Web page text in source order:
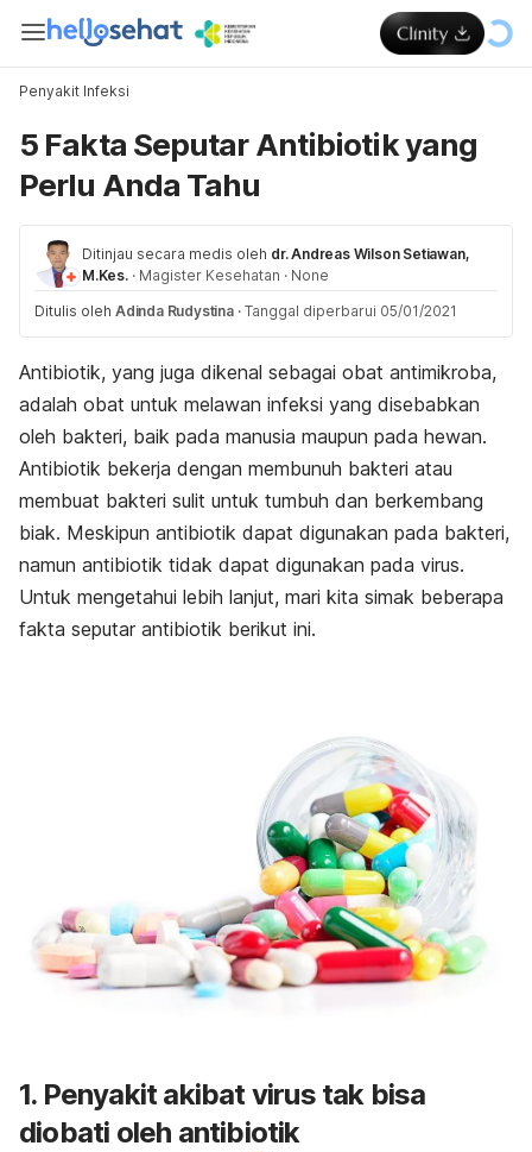
Penyakit Infeksi
5 Fakta Seputar Antibiotik yang
Perlu Anda Tahu
Ditinjau secara medis oleh dr. Andreas Wilson Setiawan,
M.Kes. · Magister Kesehatan · None
Ditulis oleh Adinda Rudystina · Tanggal diperbarui 05/01/2021
Antibiotik, yang juga dikenal sebagai obat antimikroba,
adalah obat untuk melawan infeksi yang disebabkan
oleh bakteri, baik pada manusia maupun pada hewan.
Antibiotik bekerja dengan membunuh bakteri atau
membuat bakteri sulit untuk tumbuh dan berkembang
biak. Meskipun antibiotik dapat digunakan pada bakteri,
namun antibiotik tidak dapat digunakan pada virus.
Untuk mengetahui lebih lanjut, mari kita simak beberapa
fakta seputar antibiotik berikut ini.
1. Penyakit akibat virus tak bisa
diobati oleh antibiotik